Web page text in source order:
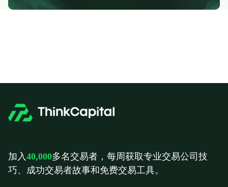
加入40,000多名交易者，每周获取专业交易公司技
巧、成功交易者故事和免费交易工具。